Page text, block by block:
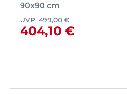
90x90 cm
UVP 499,00 €
404,10 €